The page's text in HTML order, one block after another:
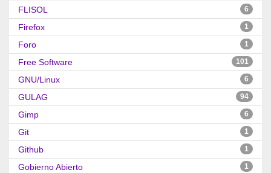
FLISOL 6
Firefox 1
Foro 1
Free Software 101
GNU/Linux 6
GULAG 94
Gimp 6
Git 1
Github 1
Gobierno Abierto 1